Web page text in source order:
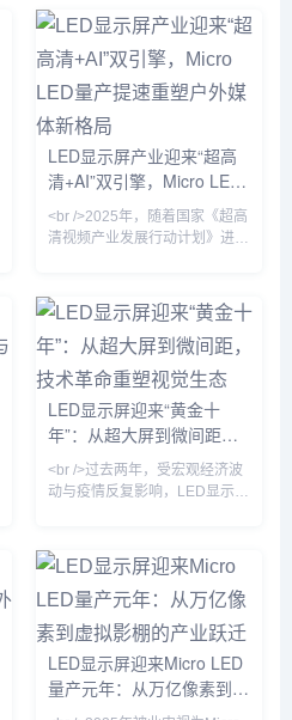
移技术上取得关键突破，将
Micro LED芯片的良率提升至
99.99%以上。这意味着LED显
示屏的分辨率首次全面超越
OLED，像素间距可以缩小至
0.3毫米以下，在高端商显、车
载显示和可穿戴设备上实现了
“无拼接缝”的视觉体验。与此同
时，COB（板上芯片）封装技
术加速普及，
LED显示屏产业迎来“超高
清+AI”双引擎，Micro LED
量产提速重塑户外媒体新格
局
<br />2025年，随着国家《超高
清视频产业发展行动计划》进入
新数据显示，国内超高清LED显
示屏市场规模已突破800亿元，
同比增长23%。从北京冬奥会到
杭州亚运会，从城市地标裸眼
3D大屏到虚拟制片影棚，LED
显示屏正从传统的“显示工具”升
级为“沉浸式体验载体”。值得注
屏能效限定值及能效等级》新国
标正式实施，
LED显示屏迎来“黄金十
年”：从超大屏到微间距，
技术革命重塑视觉生态
<br />过去两年，受宏观经济波
动与疫情反复影响，LED显示屏
来，随着文旅夜游、裸眼3D、
虚拟拍摄、会议一体机等新兴场
景加速放量，LED显示屏产业明
显回暖。据行业机构预计，
2025年全球LED显示屏市场规
模将突破120亿美元，同比增长
超15%。这背后，既有传统户外
LED显示屏迎来Micro LED
量产元年：从万亿像素到虚
拟影棚的产业跃迁